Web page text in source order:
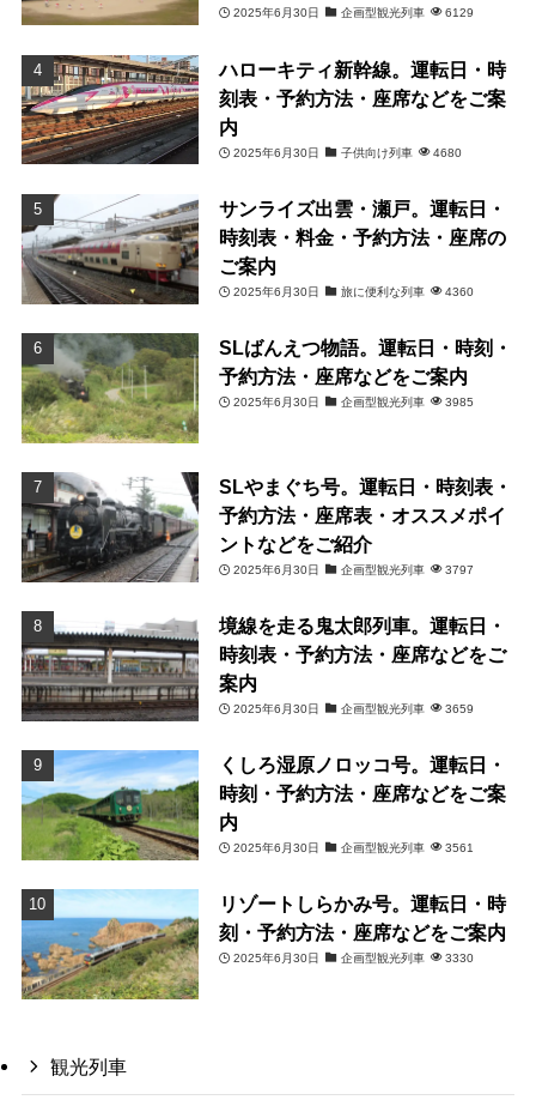
2025年6月30日 企画型観光列車 6129
ハローキティ新幹線。運転日・時
刻表・予約方法・座席などをご案
内
2025年6月30日 子供向け列車 4680
サンライズ出雲・瀬戸。運転日・
時刻表・料金・予約方法・座席の
ご案内
2025年6月30日 旅に便利な列車 4360
SLばんえつ物語。運転日・時刻・
予約方法・座席などをご案内
2025年6月30日 企画型観光列車 3985
SLやまぐち号。運転日・時刻表・
予約方法・座席表・オススメポイ
ントなどをご紹介
2025年6月30日 企画型観光列車 3797
境線を走る鬼太郎列車。運転日・
時刻表・予約方法・座席などをご
案内
2025年6月30日 企画型観光列車 3659
くしろ湿原ノロッコ号。運転日・
時刻・予約方法・座席などをご案
内
2025年6月30日 企画型観光列車 3561
リゾートしらかみ号。運転日・時
刻・予約方法・座席などをご案内
2025年6月30日 企画型観光列車 3330
観光列車